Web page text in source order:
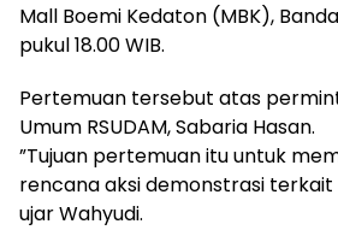
Mall Boemi Kedaton (MBK),
pukul 18.00 WIB.
Pertemuan tersebut atas
Umum RSUDAM, Sabaria Hasan.
​”Tujuan pertemuan itu untuk
rencana aksi demonstrasi terkait
ujar Wahyudi.